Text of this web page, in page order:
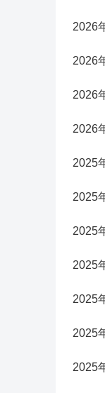
2026
2026
2026
2026
2025
2025
2025
2025
2025
2025
2025